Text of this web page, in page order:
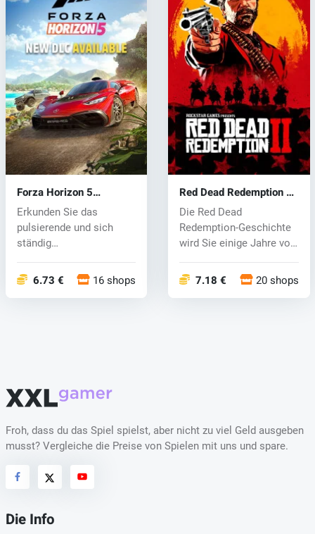
Forza Horizon 5
(PC/Xbox One) key
Erkunden Sie das
pulsierende und sich
ständig
Mexiko in...
6.73 € 16 shops
Red Dead Redemption 2
(PC) CD key
Die Red Dead
Redemption-Geschichte
wird Sie einige Jahre vor
7.18 € 20 shops
Froh, dass du das Spiel spielst, aber nicht zu viel Geld ausgeben
musst? Vergleiche die Preise von Spielen mit uns und spare.
Die Info